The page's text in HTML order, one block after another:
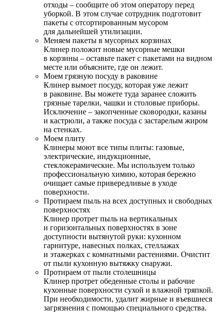
отходы – сообщите об этом оператору перед
уборкой. В этом случае сотрудник подготовит
пакеты с отсортированным мусором
для дальнейшей утилизации.
Меняем пакеты в мусорных корзинах
Клинер положит новые мусорные мешки
в корзины – оставьте пакет с пакетами на видном
месте или объясните, где он лежит.
Моем грязную посуду в раковине
Клинер вымоет посуду, которая уже лежит
в раковине. Вы можете туда заранее сложить
грязные тарелки, чашки и столовые приборы.
Исключение – закопченные сковородки, казаны
и кастрюли, а также посуда с застарелым жиром
на стенках.
Моем плиту
Клинеры моют все типы плиты: газовые,
электрические, индукционные,
стеклокерамические. Мы используем только
профессиональную химию, которая бережно
очищает самые привередливые в уходе
поверхности.
Протираем пыль на всех доступных и свободных
поверхностях
Клинер протрет пыль на вертикальных
и горизонтальных поверхностях в зоне
доступности вытянутой руки: кухонном
гарнитуре, навесных полках, стеллажах
и этажерках с комнатными растениями. Очистит
от пыли кухонную вытяжку снаружи.
Протираем от пыли столешницы
Клинер протрет обеденные столы и рабочие
кухонные поверхности сухой и влажной тряпкой.
При необходимости, удалит жирные и въевшиеся
загрязнения с помощью специального средства.